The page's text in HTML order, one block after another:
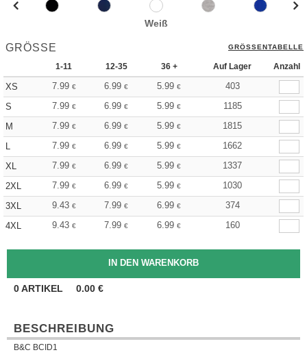
Weiß
GRÖSSE GRÖSSENTABELLE
1-11 12-35 36 + Auf Lager Anzahl
XS 7.99 € 6.99 € 5.99 €
403
S
7.99 € 6.99 € 5.99 €
1185
M
7.99 € 6.99 € 5.99 €
1815
L
7.99 € 6.99 € 5.99 €
1662
XL
7.99 € 6.99 € 5.99 €
1337
2XL
7.99 € 6.99 € 5.99 €
1030
3XL
9.43 € 7.99 € 6.99 €
374
4XL
9.43 € 7.99 € 6.99 € 160
0ARTIKEL 0.00 €
BESCHREIBUNG
B&C BCID1